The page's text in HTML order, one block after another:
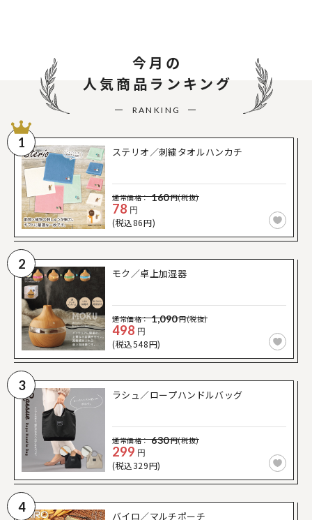
今月の
人気商品ランキング
RANKING
1
ステリオ／刺繍タオルハンカチ
通常価格： 160円(税抜)
78 円
(税込86円)
2
モク／卓上加湿器
通常価格： 1,090円(税抜)
498 円
(税込548円)
3
ラシュ／ロープハンドルバッグ
通常価格： 630円(税抜)
299 円
(税込329円)
4
バイロ／マルチポーチ